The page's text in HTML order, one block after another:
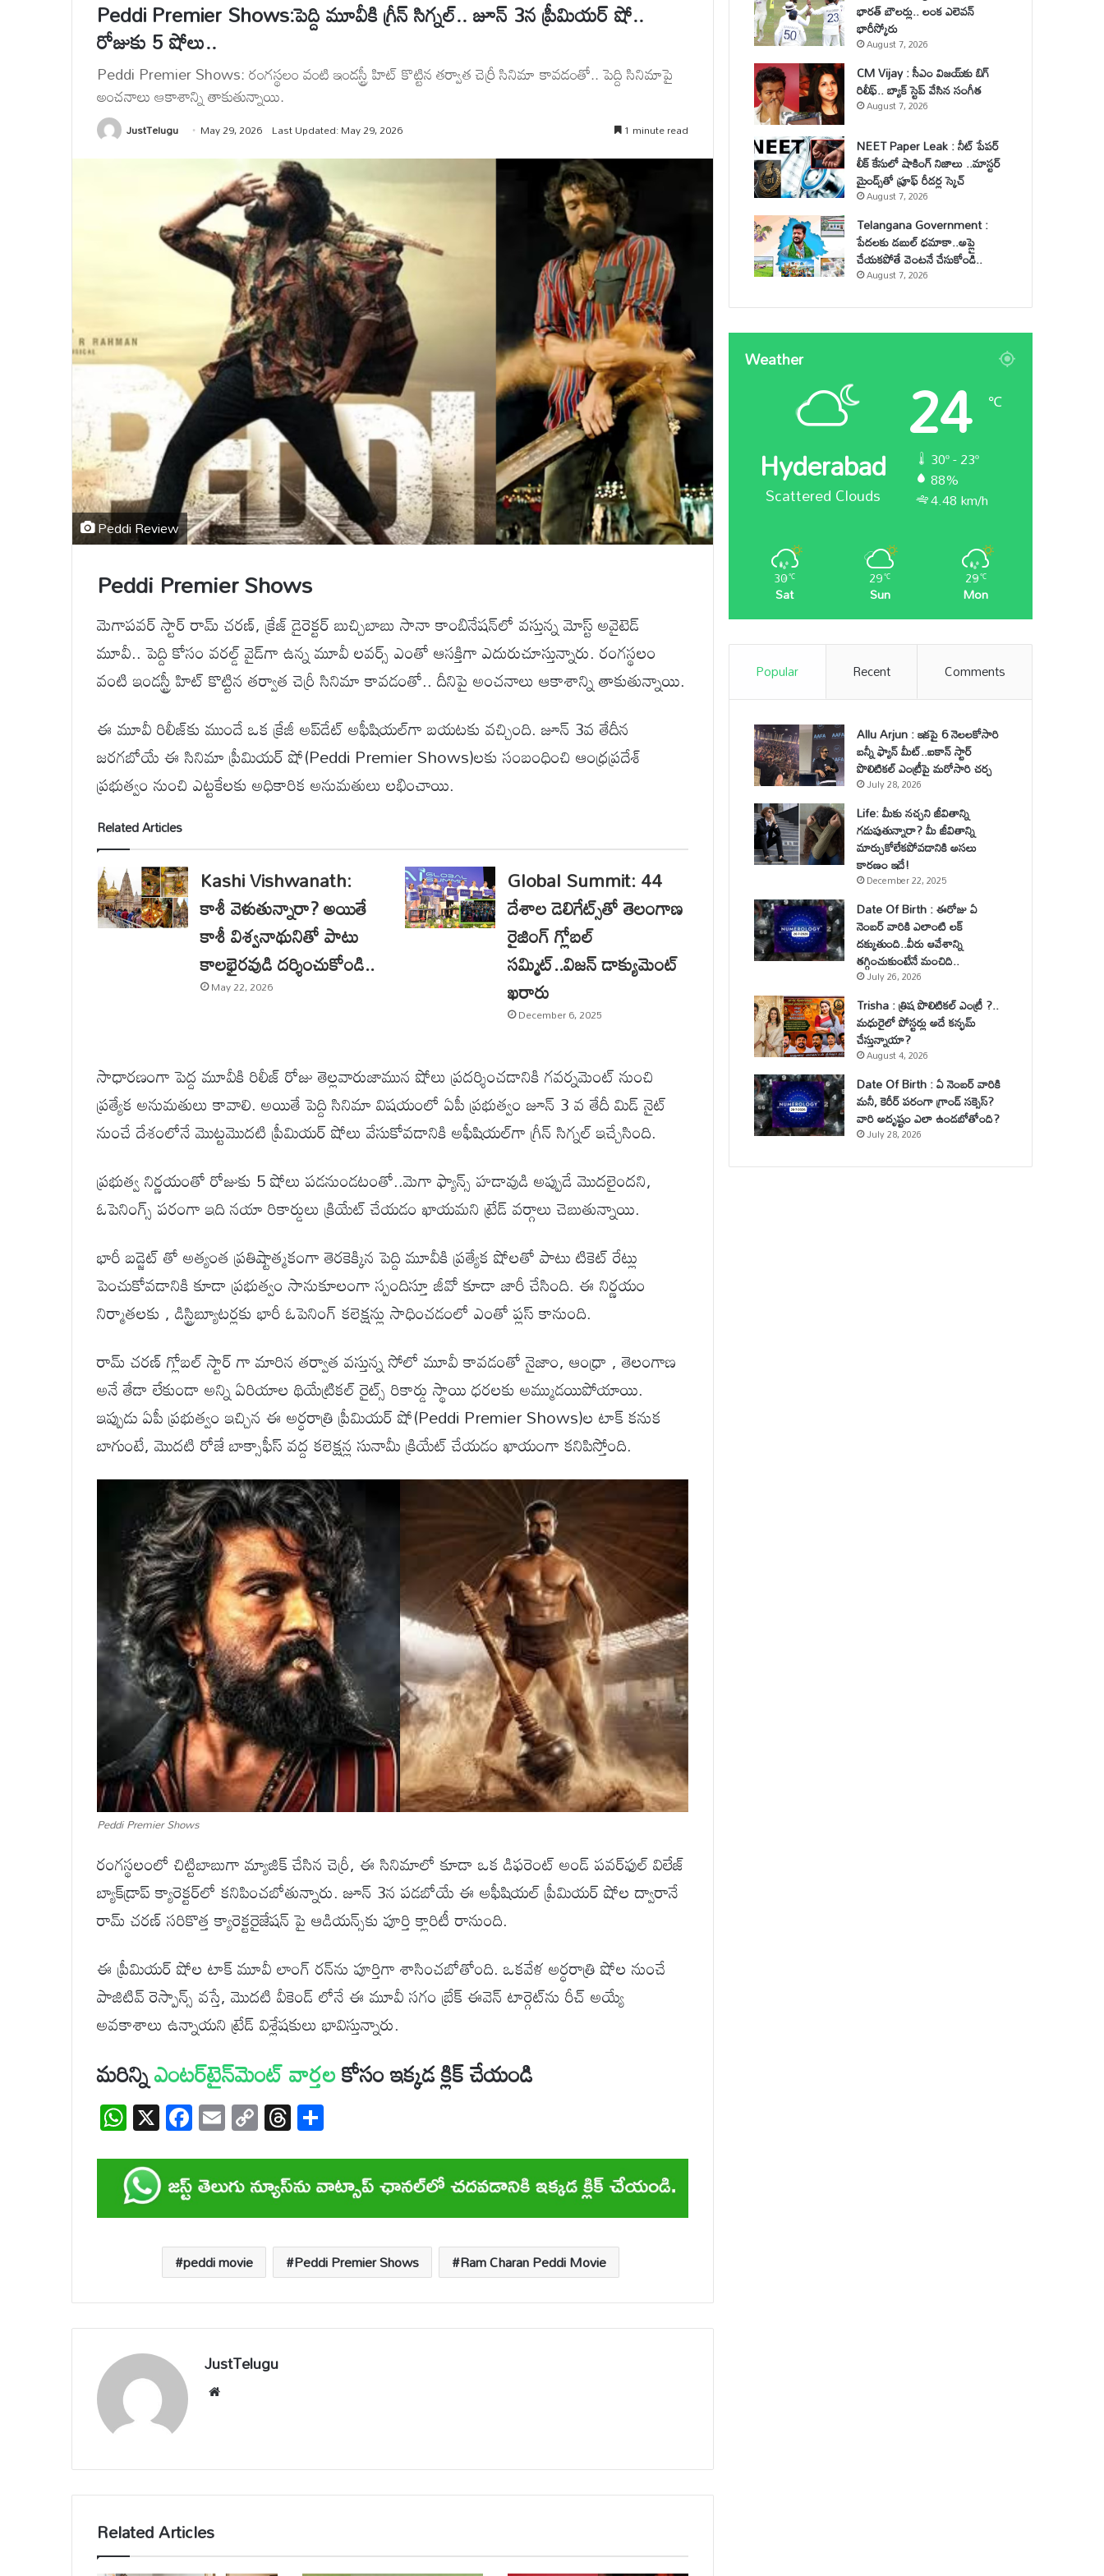
Peddi Premier Shows:పెద్ది మూవీకి గ్రీన్ సిగ్నల్.. జూన్ 3న ప్రీమియర్ షో..
రోజుకు 5 షోలు..
Peddi Premier Shows: రంగస్థలం వంటి ఇండస్ట్రీ హిట్ కొట్టిన తర్వాత చెర్రీ సినిమా కావడంతో.. పెద్ది సినిమాపై
అంచనాలు ఆకాశాన్ని తాకుతున్నాయి.
JustTelugu May 29, 2026 Last Updated: May 29, 2026 1 minute read
Peddi Review
Peddi Premier Shows
మెగాపవర్ స్టార్ రామ్ చరణ్, క్రేజ్ డైరెక్టర్ బుచ్చిబాబు సానా కాంబినేషన్‌లో వస్తున్న మోస్ట్ అవైటెడ్
మూవీ.. పెద్ది కోసం వరల్డ్ వైడ్‌గా ఉన్న మూవీ లవర్స్ ఎంతో ఆసక్తిగా ఎదురుచూస్తున్నారు. రంగస్థలం
వంటి ఇండస్ట్రీ హిట్ కొట్టిన తర్వాత చెర్రీ సినిమా కావడంతో.. దీనిపై అంచనాలు ఆకాశాన్ని తాకుతున్నాయి.
ఈ మూవీ రిలీజ్‌కు ముందే ఒక క్రేజీ అప్‌డేట్ అఫీషియల్‌గా బయటకు వచ్చింది. జూన్ 3వ తేదీన
జరగబోయే ఈ సినిమా ప్రీమియర్ షో(Peddi Premier Shows)లకు సంబంధించి ఆంధ్రప్రదేశ్
ప్రభుత్వం నుంచి ఎట్టకేలకు అధికారిక అనుమతులు లభించాయి.
Related Articles
Kashi Vishwanath:
కాశీ వెళుతున్నారా? అయితే
కాశీ విశ్వనాథునితో పాటు
కాలభైరవుడి దర్శించుకోండి..
May 22, 2026
Global Summit: 44
దేశాల డెలిగేట్స్‌తో తెలంగాణ
రైజింగ్ గ్లోబల్
సమ్మిట్..విజన్ డాక్యుమెంట్
ఖరారు
December 6, 2025
సాధారణంగా పెద్ద మూవీకి రిలీజ్ రోజు తెల్లవారుజామున షోలు ప్రదర్శించడానికి గవర్నమెంట్‌ నుంచి
ప్రత్యేక అనుమతులు కావాలి. అయితే పెద్ది సినిమా విషయంలో ఏపీ ప్రభుత్వం జూన్ 3 వ తేదీ మిడ్ నైట్
నుంచే దేశంలోనే మొట్టమొదటి ప్రీమియర్ షోలు వేసుకోవడానికి అఫీషియల్‌గా గ్రీన్ సిగ్నల్ ఇచ్చేసింది.
ప్రభుత్వ నిర్ణయంతో రోజుకు 5 షోలు పడనుండటంతో..మెగా ఫ్యాన్స్ హడావుడి అప్పుడే మొదలైందని,
ఓపెనింగ్స్ పరంగా ఇది నయా రికార్డులు క్రియేట్ చేయడం ఖాయమని ట్రేడ్ వర్గాలు చెబుతున్నాయి.
భారీ బడ్జెట్ తో అత్యంత ప్రతిష్టాత్మకంగా తెరకెక్కిన పెద్ది మూవీకి ప్రత్యేక షోలతో పాటు టికెట్ రేట్లు
పెంచుకోవడానికి కూడా ప్రభుత్వం సానుకూలంగా స్పందిస్తూ జీవో కూడా జారీ చేసింది. ఈ నిర్ణయం
నిర్మాతలకు , డిస్ట్రిబ్యూటర్లకు భారీ ఓపెనింగ్ కలెక్షన్లు సాధించడంలో ఎంతో ప్లస్ కానుంది.
రామ్ చరణ్ గ్లోబల్ స్టార్ గా మారిన తర్వాత వస్తున్న సోలో మూవీ కావడంతో నైజాం, ఆంధ్రా , తెలంగాణ
అనే తేడా లేకుండా అన్ని ఏరియాల థియేట్రికల్ రైట్స్ రికార్డు స్థాయి ధరలకు అమ్ముడయిపోయాయి.
ఇప్పుడు ఏపీ ప్రభుత్వం ఇచ్చిన ఈ అర్ధరాత్రి ప్రీమియర్ షో(Peddi Premier Shows)ల టాక్ కనుక
బాగుంటే, మొదటి రోజే బాక్సాఫీస్ వద్ద కలెక్షన్ల సునామీ క్రియేట్ చేయడం ఖాయంగా కనిపిస్తోంది.
Peddi Premier Shows
రంగస్థలంలో చిట్టిబాబుగా మ్యాజిక్ చేసిన చెర్రీ, ఈ సినిమాలో కూడా ఒక డిఫరెంట్ అండ్ పవర్‌ఫుల్ విలేజ్
బ్యాక్‌డ్రాప్ క్యారెక్టర్‌లో కనిపించబోతున్నారు. జూన్ 3న పడబోయే ఈ అఫీషియల్ ప్రీమియర్ షోల ద్వారానే
రామ్ చరణ్ సరికొత్త క్యారెక్టరైజేషన్ పై ఆడియన్స్‌కు పూర్తి క్లారిటీ రానుంది.
ఈ ప్రీమియర్ షోల టాక్ మూవీ లాంగ్ రన్‌ను పూర్తిగా శాసించబోతోంది. ఒకవేళ అర్ధరాత్రి షోల నుంచే
పాజిటివ్ రెస్పాన్స్ వస్తే, మొదటి వీకెండ్ లోనే ఈ మూవీ సగం బ్రేక్ ఈవెన్ టార్గెట్‌ను రీచ్ అయ్యే
అవకాశాలు ఉన్నాయని ట్రేడ్ విశ్లేషకులు భావిస్తున్నారు.
మరిన్నిఎంటర్‌టైన్‌మెంట్వార్తలకోసం ఇక్కడ క్లిక్ చేయండి
W
h
at
s
A
X F
ac
e
b
o
o
k
E
m
ail
C
o
p
y
Li
n
k
T
hr
e
a
d
s
ar
e
peddi movie Peddi Premier Shows Ram Charan Peddi Movie
JustTelugu
Related Articles
భారత్ బౌలర్లు.. లంక ఎలెవన్
భారీస్కోరు
August 7, 2026
CM Vijay : సీఎం విజయ్‌కు బిగ్
రిలీఫ్.. బ్యాక్ స్టెప్ వేసిన సంగీత
August 7, 2026
NEET Paper Leak : నీట్ పేపర్
లీక్ కేసులో షాకింగ్ నిజాలు ..మాస్టర్
మైండ్స్‌తో ప్రూఫ్ రీడర్ల స్కెచ్
August 7, 2026
Telangana Government :
పేదలకు డబుల్ ధమాకా..అప్లై
చేయకపోతే వెంటనే చేసుకోండి..
August 7, 2026
Weather
Hyderabad
Scattered Clouds
24 ℃
30º - 23º
88%
4.48 km/h
30℃
Sat
29℃
Sun
29℃
Mon
Popular Recent Comments
Allu Arjun : ఇకపై 6 నెలలకోసారి
బన్నీ ఫ్యాన్ మీట్..ఐకాన్ స్టార్
పొలిటికల్ ఎంట్రీపై మరోసారి చర్చ
July 28, 2026
Life: మీకు నచ్చని జీవితాన్ని
గడుపుతున్నారా? మీ జీవితాన్ని
మార్చుకోలేకపోవడానికి అసలు
కారణం ఇదే!
December 22, 2025
Date Of Birth : ఈరోజు ఏ
నెంబర్ వారికి ఎలాంటి లక్
దక్కుతుంది..వీరు ఆవేశాన్ని
తగ్గించుకుంటేనే మంచిది..
July 26, 2026
Trisha : త్రిష పొలిటికల్ ఎంట్రీ ?..
మధురైలో పోస్టర్లు అదే కన్ఫమ్
చేస్తున్నాయా?
August 4, 2026
Date Of Birth : ఏ నెంబర్ వారికి
మనీ, కెరీర్ పరంగా గ్రాండ్ సక్సెస్?
వారి అదృష్టం ఎలా ఉండబోతోంది?
July 28, 2026